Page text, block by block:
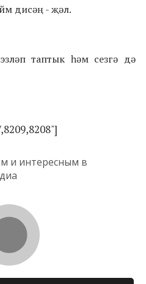
дисәң - җәл.
таптык һәм сезгә дә
и интересным в